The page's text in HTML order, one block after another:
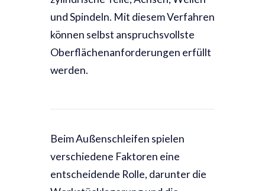
und Spindeln. Mit diesem Verfahren
können selbst anspruchsvollste
Oberflächenanforderungen erfüllt
werden.
Beim Außenschleifen spielen
verschiedene Faktoren eine
entscheidende Rolle, darunter die